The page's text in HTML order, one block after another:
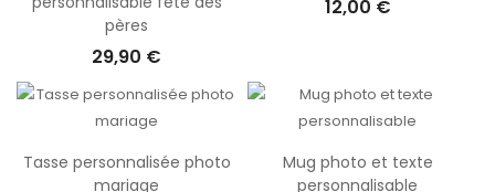
pères
29,90 €
12,00 €
Tasse personnalisée photo
mariage
Mug photo et texte
personnalisable